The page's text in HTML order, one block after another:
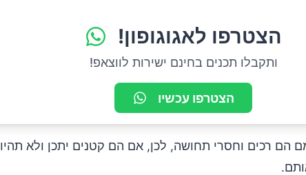
הצטרפו לאגוגופון!
ותקבלו תכנים בחינם ישירות לווצאפ!
הצטרפו עכשיו
הם רכים וחסרי תחושה, לכן, אם הם קטנים יתכן ולא תהיו